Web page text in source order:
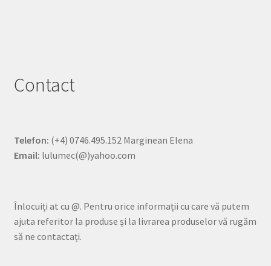
Contact
Telefon: (+4) 0746.495.152 Marginean Elena
Email: lulumec(@)yahoo.com
Înlocuiți at cu @. Pentru orice informații cu care vă putem
ajuta referitor la produse și la livrarea produselor vă rugăm
să ne contactați.